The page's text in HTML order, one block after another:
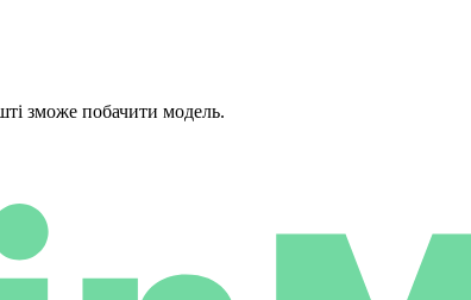
зможе побачити модель.